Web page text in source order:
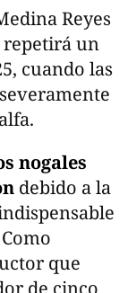
Reyes
repetirá un
cuando las
nogales
debido a la
que
de cinco